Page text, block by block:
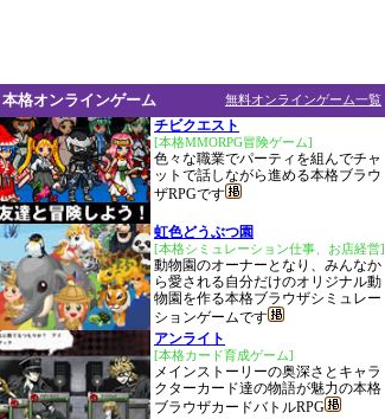
無料オンラインゲーム一覧
本格オンラインゲーム
チビクエスト
[本格MMORPG冒険ゲーム]
色々な職業でパーティを組んでチャ
ットで話しながら進める本格ブラウ
ザRPGです
虹色どうぶつ園
[本格シミュレーション仕事、お店経営]
動物園のオーナーとなり、みんなか
ら愛される自分だけのオリジナル動
物園を作る本格ブラウザシミュレー
ションゲームです
アンライト
[本格カード育成ゲーム]
メインストーリーの奥深さとキャラ
クターカード達の物語が魅力の本格
ブラウザカードバトルRPG